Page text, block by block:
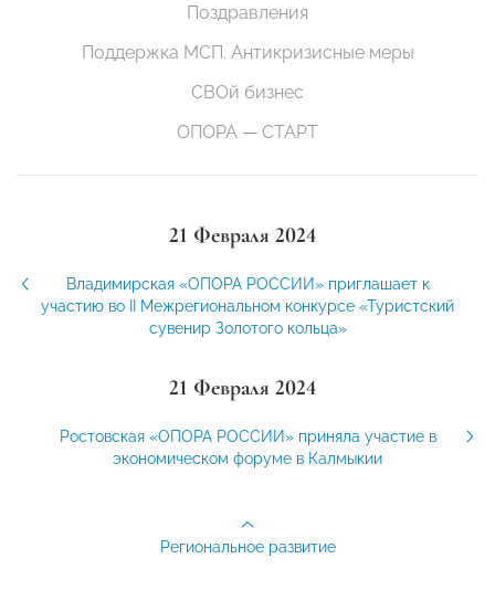
Поздравления
Поддержка МСП. Антикризисные меры
СВОй бизнес
ОПОРА — СТАРТ
21 Февраля 2024
Владимирская «ОПОРА РОССИИ» приглашает к
участию во II Межрегиональном конкурсе «Туристский
сувенир Золотого кольца»
21 Февраля 2024
Ростовская «ОПОРА РОССИИ» приняла участие в
экономическом форуме в Калмыкии
Региональное развитие